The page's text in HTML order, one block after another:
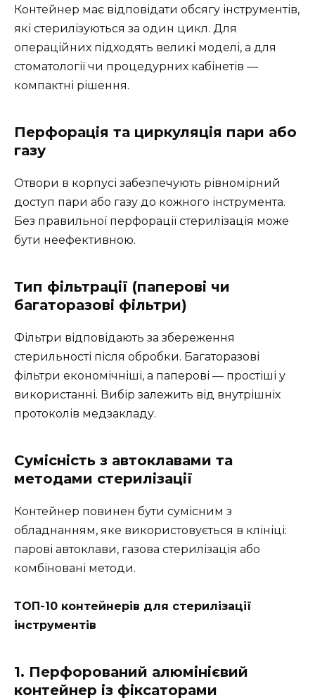
Контейнер має відповідати обсягу інструментів,
які стерилізуються за один цикл. Для
операційних підходять великі моделі, а для
стоматології чи процедурних кабінетів —
компактні рішення.
Перфорація та циркуляція пари або
газу
Отвори в корпусі забезпечують рівномірний
доступ пари або газу до кожного інструмента.
Без правильної перфорації стерилізація може
бути неефективною.
Тип фільтрації (паперові чи
багаторазові фільтри)
Фільтри відповідають за збереження
стерильності після обробки. Багаторазові
фільтри економічніші, а паперові — простіші у
використанні. Вибір залежить від внутрішніх
протоколів медзакладу.
Сумісність з автоклавами та
методами стерилізації
Контейнер повинен бути сумісним з
обладнанням, яке використовується в клініці:
парові автоклави, газова стерилізація або
комбіновані методи.
ТОП-10 контейнерів для стерилізації
інструментів
1. Перфорований алюмінієвий
контейнер із фіксаторами